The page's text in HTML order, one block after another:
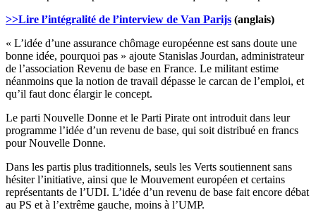
>>Lire l’intégralité de l’interview de Van Parijs (anglais)
« L’idée d’une assurance chômage européenne est sans doute une
bonne idée, pourquoi pas » ajoute Stanislas Jourdan, administrateur
de l’association Revenu de base en France. Le militant estime
néanmoins que la notion de travail dépasse le carcan de l’emploi, et
qu’il faut donc élargir le concept.
Le parti Nouvelle Donne et le Parti Pirate ont introduit dans leur
programme l’idée d’un revenu de base, qui soit distribué en francs
pour Nouvelle Donne.
Dans les partis plus traditionnels, seuls les Verts soutiennent sans
hésiter l’initiative, ainsi que le Mouvement européen et certains
représentants de l’UDI. L’idée d’un revenu de base fait encore débat
au PS et à l’extrême gauche, moins à l’UMP.